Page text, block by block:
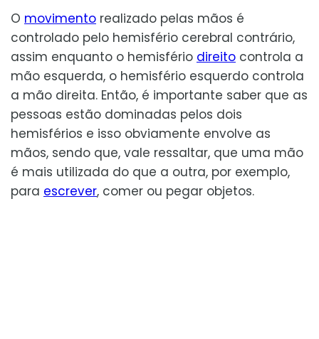
O movimento realizado pelas mãos é
controlado pelo hemisfério cerebral contrário,
assim enquanto o hemisfério direito controla a
mão esquerda, o hemisfério esquerdo controla
a mão direita. Então, é importante saber que as
pessoas estão dominadas pelos dois
hemisférios e isso obviamente envolve as
mãos, sendo que, vale ressaltar, que uma mão
é mais utilizada do que a outra, por exemplo,
para escrever, comer ou pegar objetos.